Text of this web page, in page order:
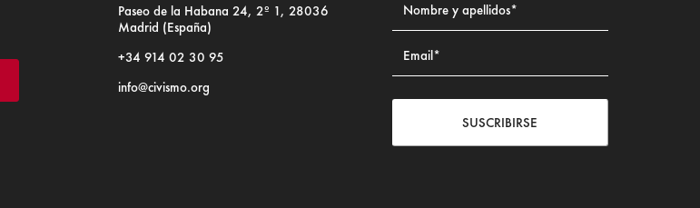
Paseo de la Habana 24, 2º 1, 28036
Madrid (España)
+34 914 02 30 95
info@civismo.org
SUSCRIBIRSE